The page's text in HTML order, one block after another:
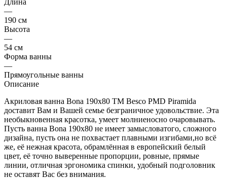
—
190 см
Высота
—
54 см
Форма ванны
—
Прямоугольные ванны
Описание
Акриловая ванна Bona 190x80 ТМ Besco PMD Piramida
доставит Вам и Вашей семье безграничное удовольствие. Эта
необыкновенная красотка, умеет молниеносно очаровывать.
Пусть ванна Bona 190x80 не имеет замысловатого, сложного
дизайна, пусть она не похвастает плавными изгибами,но всё
же, её нежная красота, обрамлённая в европейский белый
цвет, её точно выверенные пропорции, ровные, прямые
линии, отличная эргономика спинки, удобный подголовник
не оставят Вас без внимания.